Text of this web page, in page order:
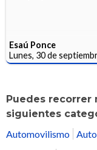
Esaú Ponce
Lunes, 30 de
Puedes recorrer
siguientes
Automovilismo